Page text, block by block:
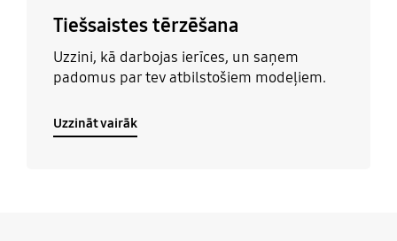
Tiešsaistes tērzēšana
Uzzini, kā darbojas ierīces, un saņem
padomus par tev atbilstošiem modeļiem.
Uzzināt vairāk